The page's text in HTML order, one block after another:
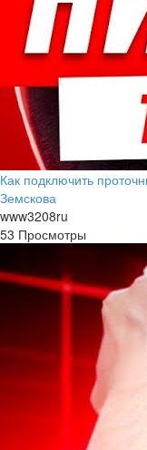
Как подключить
Земскова
www3208ru
53 Просмотры